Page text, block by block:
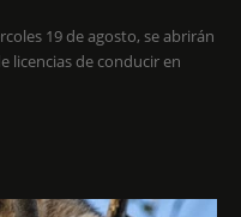
19 de agosto, se abrirán
licencias de conducir en